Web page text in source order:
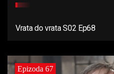
Vrata do vrata S02 Ep68
Epizoda 67